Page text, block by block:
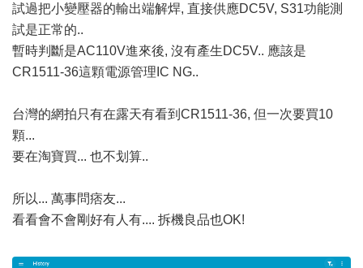
試過把小變壓器的輸出端解焊, 直接供應DC5V, S31功能測
試是正常的..
暫時判斷是AC110V進來後, 沒有產生DC5V.. 應該是
CR1511-36這顆電源管理IC NG..
台灣的網拍只有在露天有看到CR1511-36, 但一次要買10
顆...
要在淘寶買... 也不划算..
所以... 萬事問痞友...
看看會不會剛好有人有.... 拆機良品也OK!